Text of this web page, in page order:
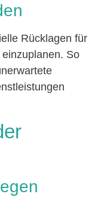
Rücklagen für
So